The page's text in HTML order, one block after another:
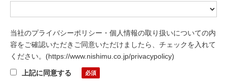
当社のプライバシーポリシー・個人情報の取り扱いについての内
容をご確認いただきご同意いただけましたら、チェックを入れて
ください。 (https://www.nishimu.co.jp/privacypolicy)
上記に同意する